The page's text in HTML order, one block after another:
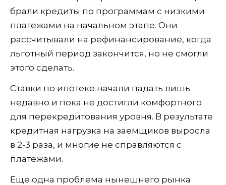
брали кредиты по программам с низкими
платежами на начальном этапе. Они
рассчитывали на рефинансирование, когда
льготный период закончится, но не смогли
этого сделать.
Ставки по ипотеке начали падать лишь
недавно и пока не достигли комфортного
для перекредитования уровня. В результате
кредитная нагрузка на заемщиков выросла
в 2-3 раза, и многие не справляются с
платежами.
Еще одна проблема нынешнего рынка